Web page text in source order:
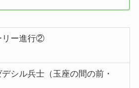
リー進行②
シル兵士（玉座の間の前・